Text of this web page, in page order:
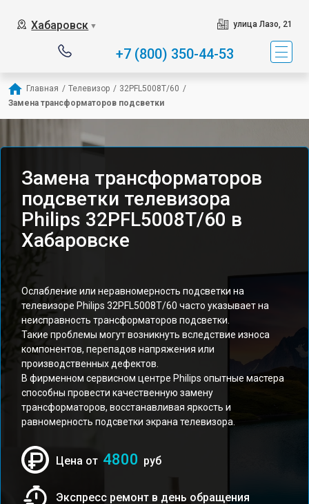
Хабаровск ▼ улица Лазо, 21
+7 (800) 350-44-53
Главная / Телевизор / 32PFL5008T/60 /
Замена трансформаторов подсветки
Замена трансформаторов
подсветки телевизора
Philips 32PFL5008T/60 в
Хабаровске
Ослабление или неравномерность подсветки на
телевизоре Philips 32PFL5008T/60 часто указывает на
неисправность трансформаторов подсветки.
Такие проблемы могут возникнуть вследствие износа
компонентов, перепадов напряжения или
производственных дефектов.
В фирменном сервисном центре Philips опытные мастера
способны провести качественную замену
трансформаторов, восстанавливая яркость и
равномерность подсветки экрана телевизора.
Цена от 4800 руб
Экспресс ремонт в день обращения